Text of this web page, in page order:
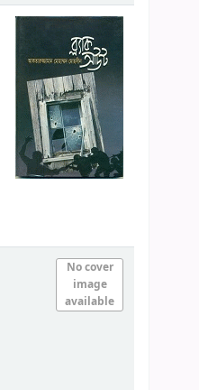
No cover
image
available